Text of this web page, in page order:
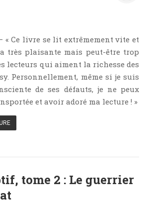
« Ce livre se lit extrêmement vite et
très plaisante mais peut-être trop
lecteurs qui aiment la richesse des
Personnellement, même si je suis
de ses défauts, je ne peux
et avoir adoré ma lecture ! »
tome 2 : Le guerrier